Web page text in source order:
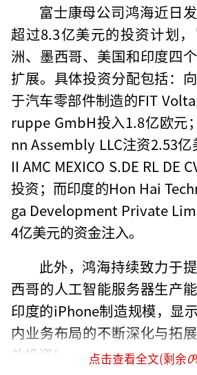
富士康母公司鸿海近日
超过8.3亿美元的投资计划
洲、墨西哥、美国和印度四
扩展。具体投资分配包括：
于汽车零部件制造的FIT
ruppe GmbH投入1.8亿欧元
nn Assembly LLC注资2.53亿
II AMC MEXICO S.DE RL DE
投资；而印度的Hon Hai
ga Development Private
4亿美元的资金注入。
此外，鸿海持续致力于
西哥的人工智能服务器生产
印度的iPhone制造规模，显
内业务布局的不断深化与拓
外投资！
（责任编辑：卢其龙 CN070）
点击查看全文(剩余0